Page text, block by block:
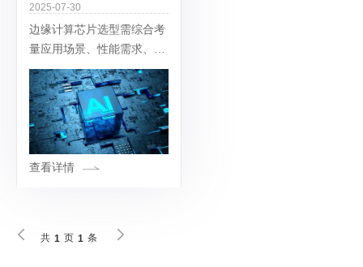
2025-07-30
边缘计算芯片选型需综合考
量应用场景、性能需求、能
效比、接口兼容性、开发生
态及供应链稳定性等多维度
因素。以下是基于 2025 年
最新技术动态的选型框架与
具体建议：
查看详情
共 1 页 1 条